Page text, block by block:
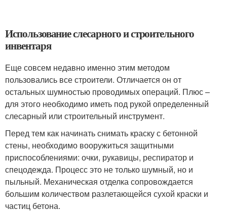
Использование слесарного и строительного
инвентаря
Еще совсем недавно именно этим методом
пользовались все строители. Отличается он от
остальных шумностью проводимых операций. Плюс –
для этого необходимо иметь под рукой определенный
слесарный или строительный инструмент.
Перед тем как начинать снимать краску с бетонной
стены, необходимо вооружиться защитными
приспособлениями: очки, рукавицы, респиратор и
спецодежда. Процесс это не только шумный, но и
пыльный. Механическая отделка сопровождается
большим количеством разлетающейся сухой краски и
частиц бетона.